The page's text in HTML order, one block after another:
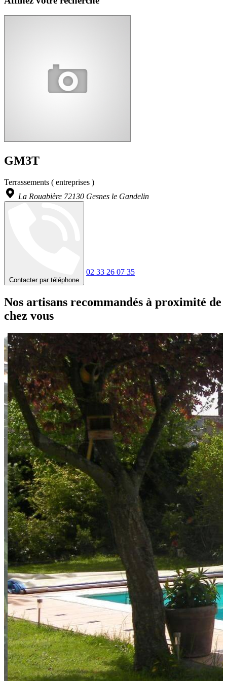
GM3T
Terrassements ( entreprises )
La Rouabière 72130 Gesnes le Gandelin
Contacter par téléphone
02 33 26 07 35
Nos artisans recommandés à proximité de
chez vous